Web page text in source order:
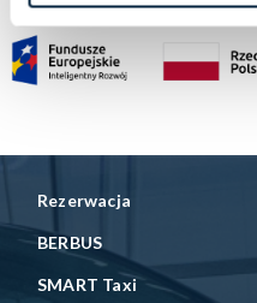
Rezerwacja
BERBUS
SMART Taxi